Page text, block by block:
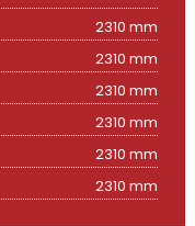
2310 mm
2310 mm
2310 mm
2310 mm
2310 mm
2310 mm